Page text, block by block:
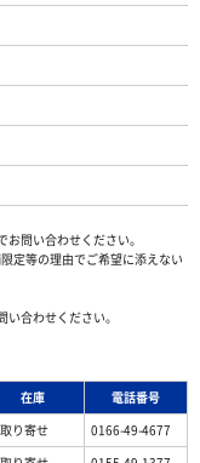
問い合わせください。
定等の理由でご希望に添えない
合わせください。
在庫
電話番号
り寄せ
0166-49-4677